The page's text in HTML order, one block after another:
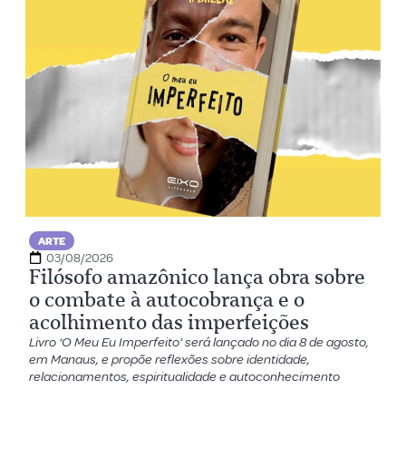
ARTE
03/08/2026
Filósofo amazônico lança obra sobre
o combate à autocobrança e o
acolhimento das imperfeições
Livro ‘O Meu Eu Imperfeito’ será lançado no dia 8 de agosto,
em Manaus, e propõe reflexões sobre identidade,
relacionamentos, espiritualidade e autoconhecimento